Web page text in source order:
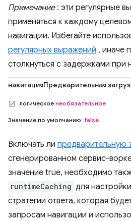
Примечание: эти регулярные
применяться к каждому
навигации. Избегайте
регулярных выражений , иначе
столкнуться с задержками при
навигацияПредварительная
логическое необязательное
Значение по умолчанию: false
Включать ли предварительную
сгенерированном сервис-
значение true, необходимо
runtimeCaching для
стратегии ответа, которая
запросам навигации и